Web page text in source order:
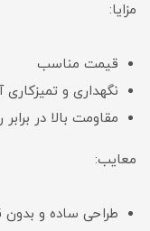
مزایا:
قیمت مناسب
نگهداری و
مقاومت بالا در
معایب:
طراحی ساده و